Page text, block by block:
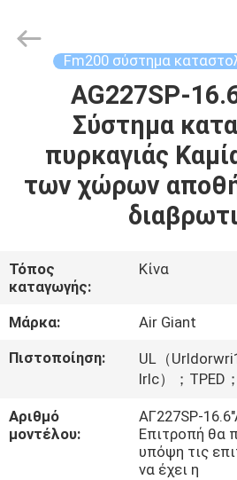
ΠΡΟΪΌΝΤΑ
ΣΧΕΤΙΚΆ
ΜΕ
ΕΜΆΣ
ΓΎΡΟΣ
ΕΡΓΟΣΤΑΣΊΩΝ
Equipment
Fm200 σύστημα
AG227SP-
Σύστημα
πυρκαγιάς
των χώρων
Τόπος
καταγωγής:
Κίνα
Μάρκα:
Air Giant
Πιστοποίηση:
UL（
Irlc）；TPED
Αριθμό
μοντέλου:
ΑΓ227SP-
Επιτροπή θα
υπόψη τις
να έχει η